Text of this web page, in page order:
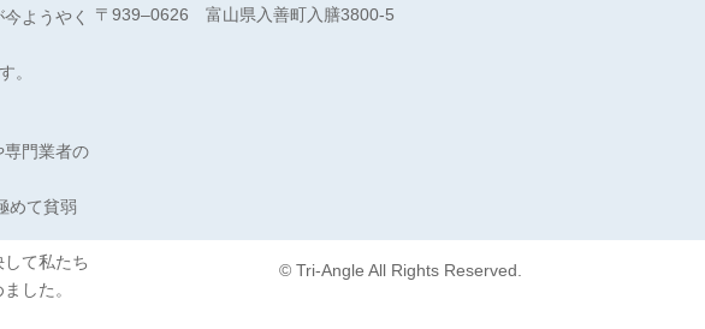
ようやく
。
専門業者の
めて貧弱
て私たち
した。
〒939‒0626 富山県入善町入膳3800-5
© Tri-Angle All Rights Reserved.